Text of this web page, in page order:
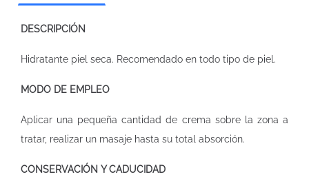
DESCRIPCIÓN
Hidratante piel seca. Recomendado en todo tipo de piel.
MODO DE EMPLEO
Aplicar una pequeña cantidad de crema sobre la zona a
tratar, realizar un masaje hasta su total absorción.
CONSERVACIÓN Y CADUCIDAD